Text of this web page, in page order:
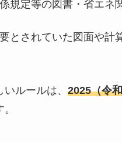
規定等の図書・省エネ
とされていた図面や計
ルールは、 2025（令